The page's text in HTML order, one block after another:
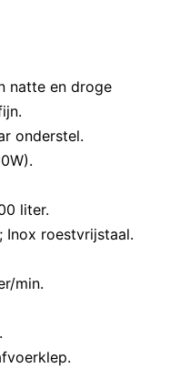
natte en droge
onderstel.
liter.
Inox roestvrijstaal.
min.